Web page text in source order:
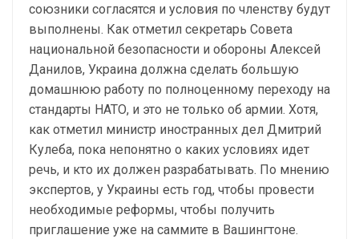
союзники согласятся и условия по членству будут
выполнены. Как отметил секретарь Совета
национальной безопасности и обороны Алексей
Данилов, Украина должна сделать большую
домашнюю работу по полноценному переходу на
стандарты НАТО, и это не только об армии. Хотя,
как отметил министр иностранных дел Дмитрий
Кулеба, пока непонятно о каких условиях идет
речь, и кто их должен разрабатывать. По мнению
экспертов, у Украины есть год, чтобы провести
необходимые реформы, чтобы получить
приглашение уже на саммите в Вашингтоне.